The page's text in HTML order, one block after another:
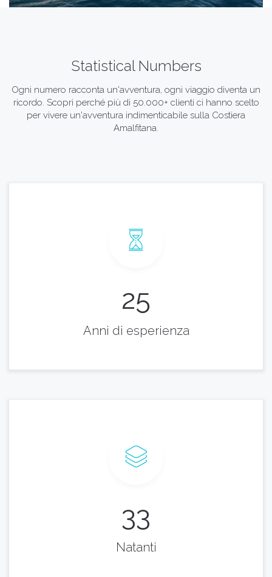
Statistical Numbers
Ogni numero racconta un'avventura, ogni viaggio diventa un
ricordo. Scopri perché più di 50.000+ clienti ci hanno scelto
per vivere un'avventura indimenticabile sulla Costiera
Amalfitana.
25
Anni di esperienza
33
Natanti